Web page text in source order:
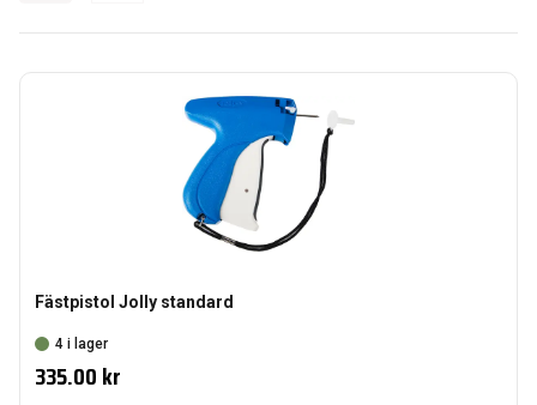
Fästpistol Jolly standard
4 i lager
335.00 kr